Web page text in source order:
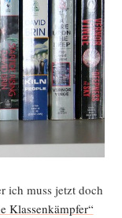
ich muss jetzt doch
Klas­sen­kämp­fer“